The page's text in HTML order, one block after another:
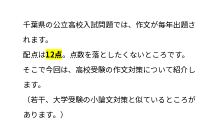
千葉県の公立高校入試問題では、作文が毎年出題さ
れます。
配点は12点。点数を落としたくないところです。
そこで今回は、高校受験の作文対策について紹介し
ます。
（若干、大学受験の小論文対策と似ているところが
あります。）